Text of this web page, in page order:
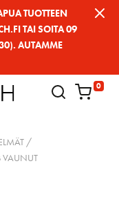
TUOTTEEN
TAI SOITA 09
AUTAMME
0
/
VAUNUT